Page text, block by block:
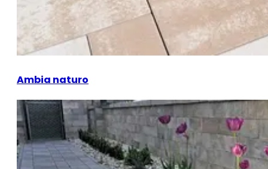
Ambia naturo